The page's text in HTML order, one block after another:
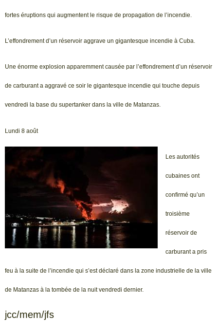
fortes éruptions qui augmentent le risque de propagation de l’incendie.
L’effondrement d’un réservoir aggrave un gigantesque incendie à Cuba.
Une énorme explosion apparemment causée par l’effondrement d’un réservoir
de carburant a aggravé ce soir le gigantesque incendie qui touche depuis
vendredi la base du supertanker dans la ville de Matanzas.
Lundi 8 août
Les autorités
cubaines ont
confirmé qu’un
troisième
réservoir de
carburant a pris
feu à la suite de l’incendie qui s’est déclaré dans la zone industrielle de la ville
de Matanzas à la tombée de la nuit vendredi dernier.
jcc/mem/jfs